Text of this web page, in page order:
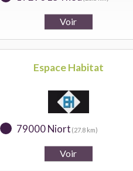
Espace Habitat
79000 Niort (27.8 km)